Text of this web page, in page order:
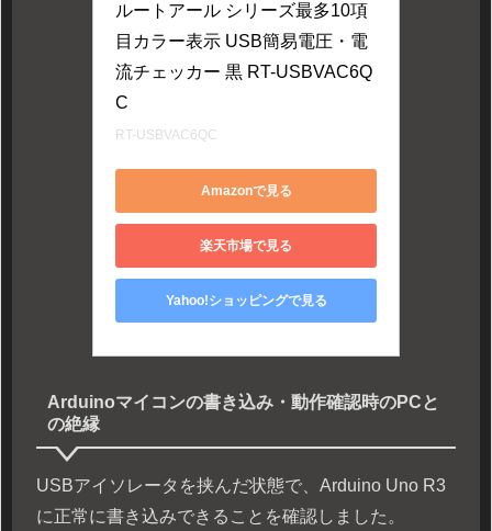
ルートアール シリーズ最多10項
目カラー表示 USB簡易電圧・電
流チェッカー 黒 RT-USBVAC6Q
C
RT-USBVAC6QC
Amazonで見る
楽天市場で見る
Yahoo!ショッピングで見る
Arduinoマイコンの書き込み・動作確認時のPCと
の絶縁
USBアイソレータを挟んだ状態で、Arduino Uno R3
に正常に書き込みできることを確認しました。